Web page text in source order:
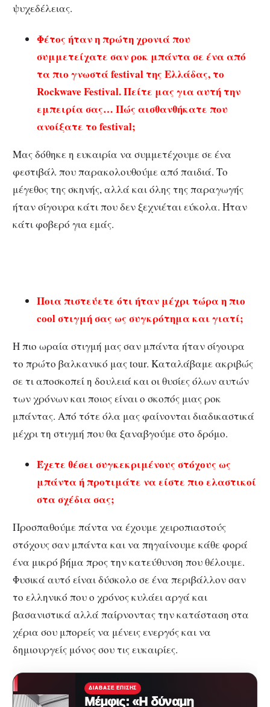
ψυχεδέλειας.
Φέτος ήταν η πρώτη χρονιά που
συμμετείχατε σαν ροκ μπάντα σε ένα από
τα πιο γνωστά festival της Ελλάδας, το
Rockwave Festival. Πείτε μας για αυτή την
εμπειρία σας… Πώς αισθανθήκατε που
ανοίξατε το festival;
Μας δόθηκε η ευκαιρία να συμμετέχουμε σε ένα
φεστιβάλ που παρακολουθούμε από παιδιά. Το
μέγεθος της σκηνής, αλλά και όλης της παραγωγής
ήταν σίγουρα κάτι που δεν ξεχνιέται εύκολα. Ήταν
κάτι φοβερό για εμάς.
Ποια πιστεύετε ότι ήταν μέχρι τώρα η πιο
cool στιγμή σας ως συγκρότημα και γιατί;
Η πιο ωραία στιγμή μας σαν μπάντα ήταν σίγουρα
το πρώτο βαλκανικό μας tour. Καταλάβαμε ακριβώς
σε τι αποσκοπεί η δουλειά και οι θυσίες όλων αυτών
των χρόνων και ποιος είναι ο σκοπός μιας ροκ
μπάντας. Από τότε όλα μας φαίνονται διαδικαστικά
μέχρι τη στιγμή που θα ξαναβγούμε στο δρόμο.
Έχετε θέσει συγκεκριμένους στόχους ως
μπάντα ή προτιμάτε να είστε πιο ελαστικοί
στα σχέδια σας;
Προσπαθούμε πάντα να έχουμε χειροπιαστούς
στόχους σαν μπάντα και να πηγαίνουμε κάθε φορά
ένα μικρό βήμα προς την κατεύθυνση που θέλουμε.
Φυσικά αυτό είναι δύσκολο σε ένα περιβάλλον σαν
το ελληνικό που ο χρόνος κυλάει αργά και
βασανιστικά αλλά παίρνοντας την κατάσταση στα
χέρια σου μπορείς να μένεις ενεργός και να
δημιουργείς μόνος σου τις ευκαιρίες.
ΔΙΆΒΑΣΕ ΕΠΊΣΗΣ
Μέμφις: «Η δύναμη